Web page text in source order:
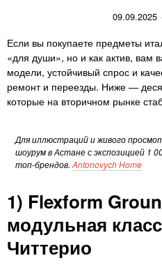
09.09.2025
Если вы покупаете предметы
«для души», но и как актив, вам
модели, устойчивый спрос и
ремонт и переезды. Ниже —
которые на вторичном рынке
Для иллюстраций и живого
шоурум в Астане с экспозицией 1
топ-брендов. Antonovych Home
1) Flexform
модульная
Читтерио